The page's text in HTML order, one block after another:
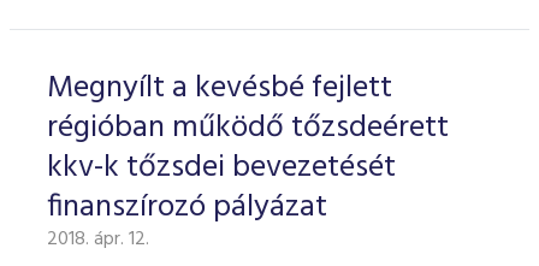
Megnyílt a kevésbé fejlett
régióban működő tőzsdeérett
kkv-k tőzsdei bevezetését
finanszírozó pályázat
2018. ápr. 12.